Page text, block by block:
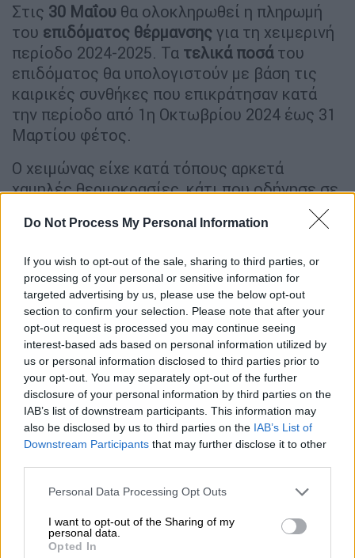
Do Not Process My Personal Information
If you wish to opt-out of the sale, sharing to third parties, or
processing of your personal or sensitive information for
targeted advertising by us, please use the below opt-out
section to confirm your selection. Please note that after your
opt-out request is processed you may continue seeing
interest-based ads based on personal information utilized by
us or personal information disclosed to third parties prior to
your opt-out. You may separately opt-out of the further
disclosure of your personal information by third parties on the
IAB’s list of downstream participants. This information may
also be disclosed by us to third parties on the IAB’s List of
Downstream Participants that may further disclose it to other
Please note that this website/app uses one or more Google
not limited to your visit or usage behaviour. You may click to
grant or deny consent to Google and its third-party tags to
use your data for below specified purposes in below Google
Personal Data Processing Opt Outs
I want to opt-out of the Sharing of my
personal data.
Opted In
Στις 30 Μαΐου θα ολοκληρωθεί η πληρωμή
του επιδόματος θέρμανσης για τη χειμερινή
περίοδο 2024-2025. Τα τελικά ποσάτου
επιδόματος θα υπολογιστούν με βάση τις
καιρικές συνθήκες που επικράτησαν κατά
την περίοδο από 1η Οκτωβρίου 2024 έως 31
Μαρτίου φέτος.
Ο χειμώνας είχε κατά τόπους αρκετά
χαμηλές θερμοκρασίες, κάτι που οδήγησε σε
αυξημένη κατανάλωση καυσίμων θέρμανσης.
Αυτό συνεπάγεταιυψηλότερα ποσά
αγορές διαφόρων καυσίμωνόπως:
Πετρέλαιο θέρμανσης
Φυσικό αέριο
Υγραέριο
Καυσόξυλα
Πέλετ
Τηλεθέρμανση
Προϋποθέσεις
της συνολικής αξίαςτων καυσίμων που
αγοράστηκαν, με ελάχιστο εγγυημένο ποσό
τα 100 ευρώ για κάθε δικαιούχο. Σε περιοχές